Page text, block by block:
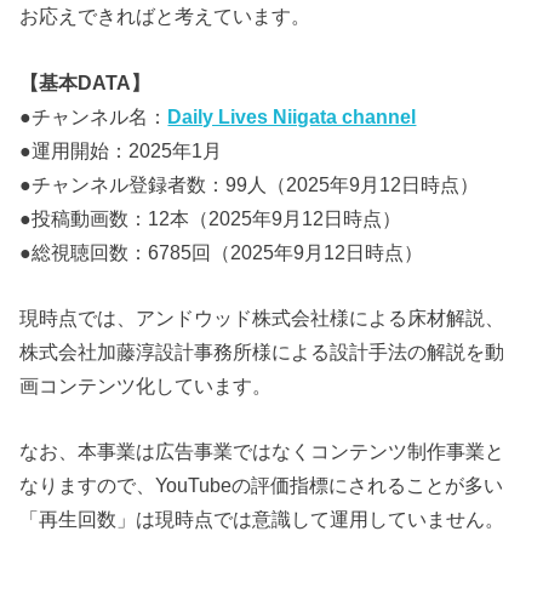
お応えできればと考えています。
【基本DATA】
●チャンネル名： Daily Lives Niigata channel
●運用開始：2025年1月
●チャンネル登録者数：99人（2025年9月12日時点）
●投稿動画数：12本（2025年9月12日時点）
●総視聴回数：6785回（2025年9月12日時点）
現時点では、アンドウッド株式会社様による床材解説、
株式会社加藤淳設計事務所様による設計手法の解説を動
画コンテンツ化しています。
なお、本事業は広告事業ではなくコンテンツ制作事業と
なりますので、YouTubeの評価指標にされることが多い
「再生回数」は現時点では意識して運用していません。